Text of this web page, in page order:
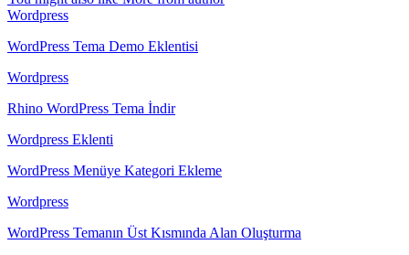
Wordpress
WordPress Tema Demo Eklentisi
Wordpress
Rhino WordPress Tema İndir
Wordpress Eklenti
WordPress Menüye Kategori Ekleme
Wordpress
WordPress Temanın Üst Kısmında Alan Oluşturma